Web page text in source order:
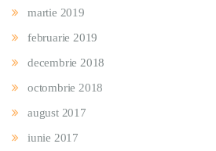
martie 2019
februarie 2019
decembrie 2018
octombrie 2018
august 2017
iunie 2017